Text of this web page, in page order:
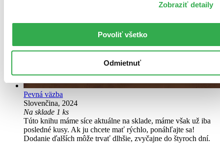
Zobraziť detaily
Povoliť všetko
Odmietnuť
Pevná väzba
Slovenčina, 2024
Na sklade 1 ks
Túto knihu máme síce aktuálne na sklade, máme však už iba
posledné kusy. Ak ju chcete mať rýchlo, ponáhľajte sa!
Dodanie ďalších môže trvať dlhšie, zvyčajne do štyroch dní.